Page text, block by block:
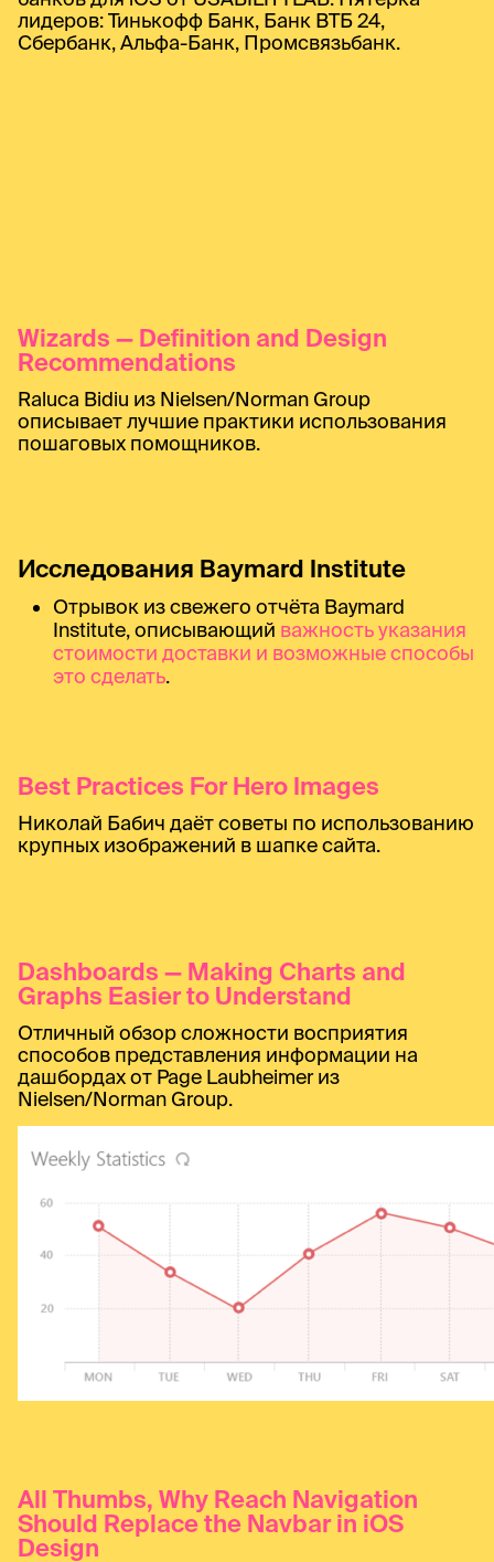
лидеров: Тинькофф Банк, Банк ВТБ 24,
Сбербанк, Альфа-Банк, Промсвязьбанк.
Wizards — Definition and Design
Recommendations
Raluca Bidiu из Nielsen/Norman Group
описывает лучшие практики использования
пошаговых помощников.
Исследования Baymard Institute
Отрывок из свежего отчёта Baymard
Institute, описывающий важность указания
стоимости доставки и возможные способы
это сделать.
Best Practices For Hero Images
Николай Бабич даёт советы по использованию
крупных изображений в шапке сайта.
Dashboards — Making Charts and
Graphs Easier to Understand
Отличный обзор сложности восприятия
способов представления информации на
дашбордах от Page Laubheimer из
Nielsen/Norman Group.
All Thumbs, Why Reach Navigation
Should Replace the Navbar in iOS
Design